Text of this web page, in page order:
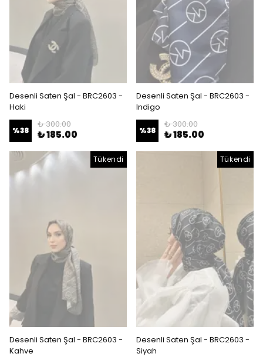
Desenli Saten Şal - BRC2603 -
Haki
%38
₺ 300.00
₺ 185.00
Desenli Saten Şal - BRC2603 -
Indigo
%38
₺ 300.00
₺ 185.00
Tükendi
Desenli Saten Şal - BRC2603 -
Kahve
Tükendi
Desenli Saten Şal - BRC2603 -
Siyah